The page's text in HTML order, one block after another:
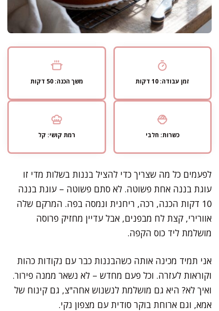
זמן עבודה: 10 דקות משך הכנה: 50 דקות
כשרות: חלבי רמת קושי: קל
לפעמים כל מה שצריך כדי להציל בננות בשלות מדי זו
עוגת בננה אחת פשוטה. לא סתם פשוטה – עוגת בננה
10 דקות הכנה, רכה, ריחנית ונמסה בפה. המרקם שלה
אוורירי, קצת לח מבפנים, אבל עדיין מחזיק פרוסה
מושלמת ליד כוס הקפה.
אני תמיד מכינה אותה כשהבננות כבר עם נקודות כהות
וקוראות לעזרה. וכל פעם מחדש – לא נשאר ממנה פירור.
ואיך לא? היא גם מושלמת לנשנוש אחה"צ, גם קינוח של
אמא, וגם ארוחת בוקר סודית עם מצפון נקי.